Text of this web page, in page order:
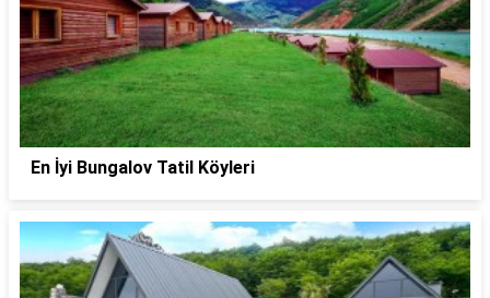
En İyi Bungalov Tatil Köyleri